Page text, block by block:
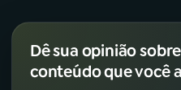
Dê sua opinião
conteúdo que você